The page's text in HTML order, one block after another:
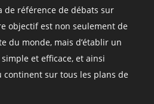
de référence de débats sur
objectif est non seulement de
du monde, mais d’établir un
et efficace, et ainsi
sur tous les plans de